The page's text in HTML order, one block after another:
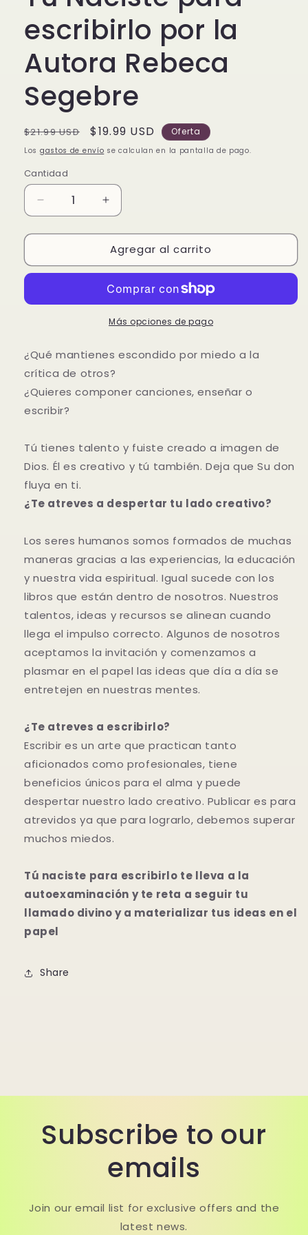
escribirlo por la
Autora Rebeca
Segebre
Precio
habitual
$21.99 USD
Precio
de
$19.99 USD Oferta
Los gastos de envío se calculan en la pantalla de pago.
Cantidad
Reducir
cantidad
para
Naciste
por
Rebeca
Aumentar
cantidad
para
Tu
Naciste
escribirlo
por
la
Rebeca
Agregar al carrito
Más opciones de pago
¿Qué mantienes escondido por miedo a la
crítica de otros?
¿Quieres componer canciones, enseñar o
escribir?
Tú tienes talento y fuiste creado a imagen de
Dios. Él es creativo y tú también. Deja que Su don
fluya en ti.
¿Te atreves a despertar tu lado creativo?
Los seres humanos somos formados de muchas
maneras gracias a las experiencias, la educación
y nuestra vida espiritual. Igual sucede con los
libros que están dentro de nosotros. Nuestros
talentos, ideas y recursos se alinean cuando
llega el impulso correcto. Algunos de nosotros
aceptamos la invitación y comenzamos a
plasmar en el papel las ideas que día a día se
entretejen en nuestras mentes.
¿Te atreves a escribirlo?
Escribir es un arte que practican tanto
aficionados como profesionales, tiene
beneficios únicos para el alma y puede
despertar nuestro lado creativo. Publicar es para
atrevidos ya que para lograrlo, debemos superar
muchos miedos.
Tú naciste para escribirlo te lleva a la
autoexaminación y te reta a seguir tu
llamado divino y a materializar tus ideas en el
papel
Share
Subscribe to our
emails
Join our email list for exclusive offers and the
latest news.